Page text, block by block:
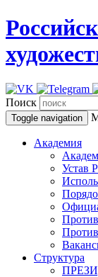
Поиск
Toggle navigation
Академия
Устав
Структура